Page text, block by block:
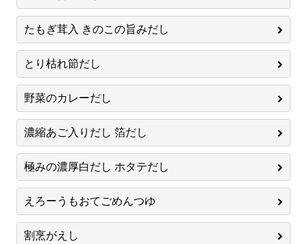
たもぎ茸入 きのこの旨みだし
とり枯れ節だし
野菜のカレーだし
濃縮あご入りだし 箔だし
極みの濃厚白だし ホタテだし
えろーうもおてごめんつゆ
割烹がえし